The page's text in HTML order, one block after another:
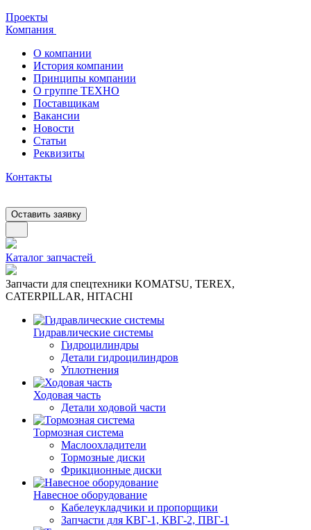
Проекты
Компания
О компании
История компании
Принципы компании
О группе ТЕХНО
Поставщикам
Вакансии
Новости
Статьи
Реквизиты
Контакты
Оставить заявку
Каталог запчастей
Запчасти для спецтехники KOMATSU, TEREX,
CATERPILLAR, HITACHI
Гидравлические системы
Гидроцилиндры
Детали гидроцилиндров
Уплотнения
Ходовая часть
Детали ходовой части
Тормозная система
Маслоохладители
Тормозные диски
Фрикционные диски
Навесное оборудование
Кабелеукладчики и пропорщики
Запчасти для КВГ-1, КВГ-2, ПВГ-1